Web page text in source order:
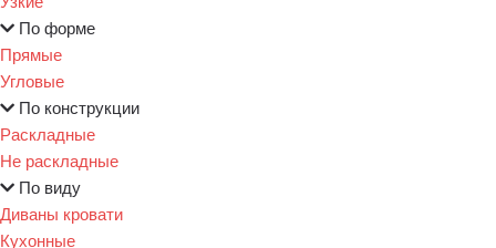
По форме
Прямые
Угловые
По конструкции
Раскладные
Не раскладные
По виду
Диваны кровати
Кухонные